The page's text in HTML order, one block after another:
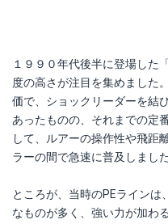
１９９０年代後半に登場した
度の高さが注目を集めました
価で、ショックリーダーを結
あったものの、それまでの定
して、ルアーの操作性や飛距
ラーの間で急速に普及しました
ところが、当時のPEライン
なものが多く、強い力が加わ